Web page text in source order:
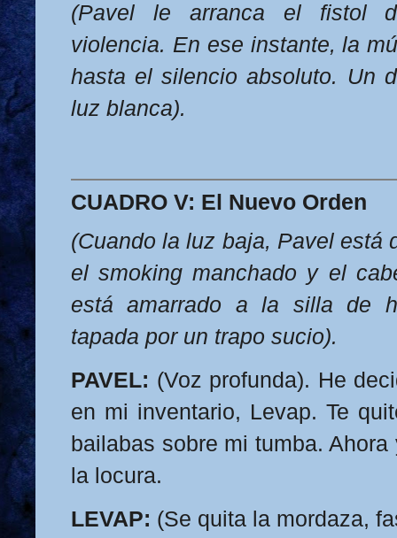
(Pavel le arranca el fistol
violencia. En ese instante, la
hasta el silencio absoluto. Un
luz blanca).
CUADRO V: El Nuevo Orden
(Cuando la luz baja, Pavel está
el smoking manchado y el
está amarrado a la silla de
tapada por un trapo sucio).
PAVEL: (Voz profunda). He
en mi inventario, Levap. Te
bailabas sobre mi tumba.
la locura.
LEVAP: (Se quita la mordaza,